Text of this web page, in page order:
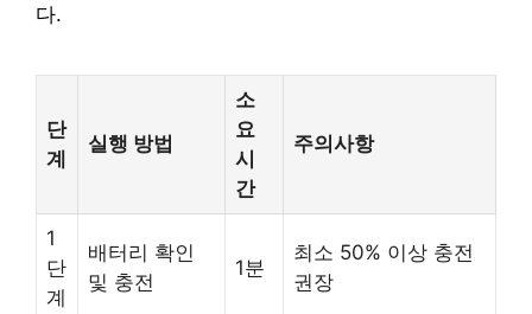
다.
단
계
실행 방법
소
요
시
간
주의사항
1
단
계
배터리 확인
및 충전
1분
최소 50% 이상 충전
권장